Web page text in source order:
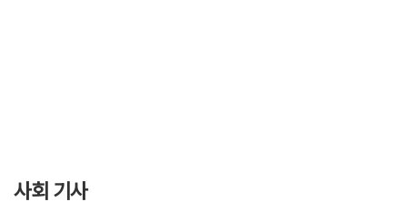
사회 기사